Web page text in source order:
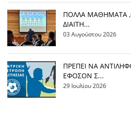
ΠΟΛΛΑ ΜΑΘΗΜΑΤΑ
ΔΙΑΙΤΗ...
03 Αυγούστου 2026
ΠΡΕΠΕΙ ΝΑ
ΕΦΟΣΟΝ Σ...
29 Ιουλίου 2026